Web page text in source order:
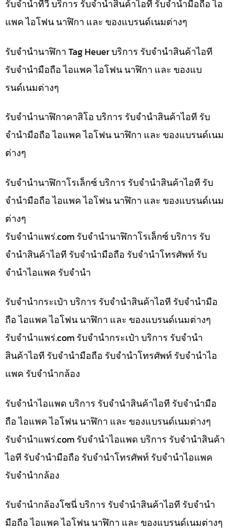
รับจำนำทีวี บริการ รับจำนำสินค้าไอที รับจำนำมือถือ ไอ
แพค ไอโฟน นาฬิกา และ ของแบรนด์เนมต่างๆ
รับจำนำนาฬิกา Tag Heuer บริการ รับจำนำสินค้าไอที
รับจำนำมือถือ ไอแพค ไอโฟน นาฬิกา และ ของแบ
รนด์เนมต่างๆ
รับจำนำนาฬิกาคาสิโอ บริการ รับจำนำสินค้าไอที รับ
จำนำมือถือ ไอแพค ไอโฟน นาฬิกา และ ของแบรนด์เนม
ต่างๆ
รับจำนำนาฬิกาโรเล็กซ์ บริการ รับจำนำสินค้าไอที รับ
จำนำมือถือ ไอแพค ไอโฟน นาฬิกา และ ของแบรนด์เนม
ต่างๆ
รับจํานําแพร่.com รับจำนำนาฬิกาโรเล็กซ์ บริการ รับ
จำนำสินค้าไอที รับจำนำมือถือ รับจำนำโทรศัพท์ รับ
จำนำไอแพค รับจำนำ
รับจำนำกระเป๋า บริการ รับจำนำสินค้าไอที รับจำนำมือ
ถือ ไอแพค ไอโฟน นาฬิกา และ ของแบรนด์เนมต่างๆ
รับจํานําแพร่.com รับจำนำกระเป๋า บริการ รับจำนำ
สินค้าไอที รับจำนำมือถือ รับจำนำโทรศัพท์ รับจำนำไอ
แพค รับจำนำกล้อง
รับจำนำไอแพด บริการ รับจำนำสินค้าไอที รับจำนำมือ
ถือ ไอแพค ไอโฟน นาฬิกา และ ของแบรนด์เนมต่างๆ
รับจํานําแพร่.com รับจำนำไอแพด บริการ รับจำนำสินค้า
ไอที รับจำนำมือถือ รับจำนำโทรศัพท์ รับจำนำไอแพค
รับจำนำกล้อง
รับจำนำกล้องโซนี่ บริการ รับจำนำสินค้าไอที รับจำนำ
มือถือ ไอแพค ไอโฟน นาฬิกา และ ของแบรนด์เนมต่างๆ